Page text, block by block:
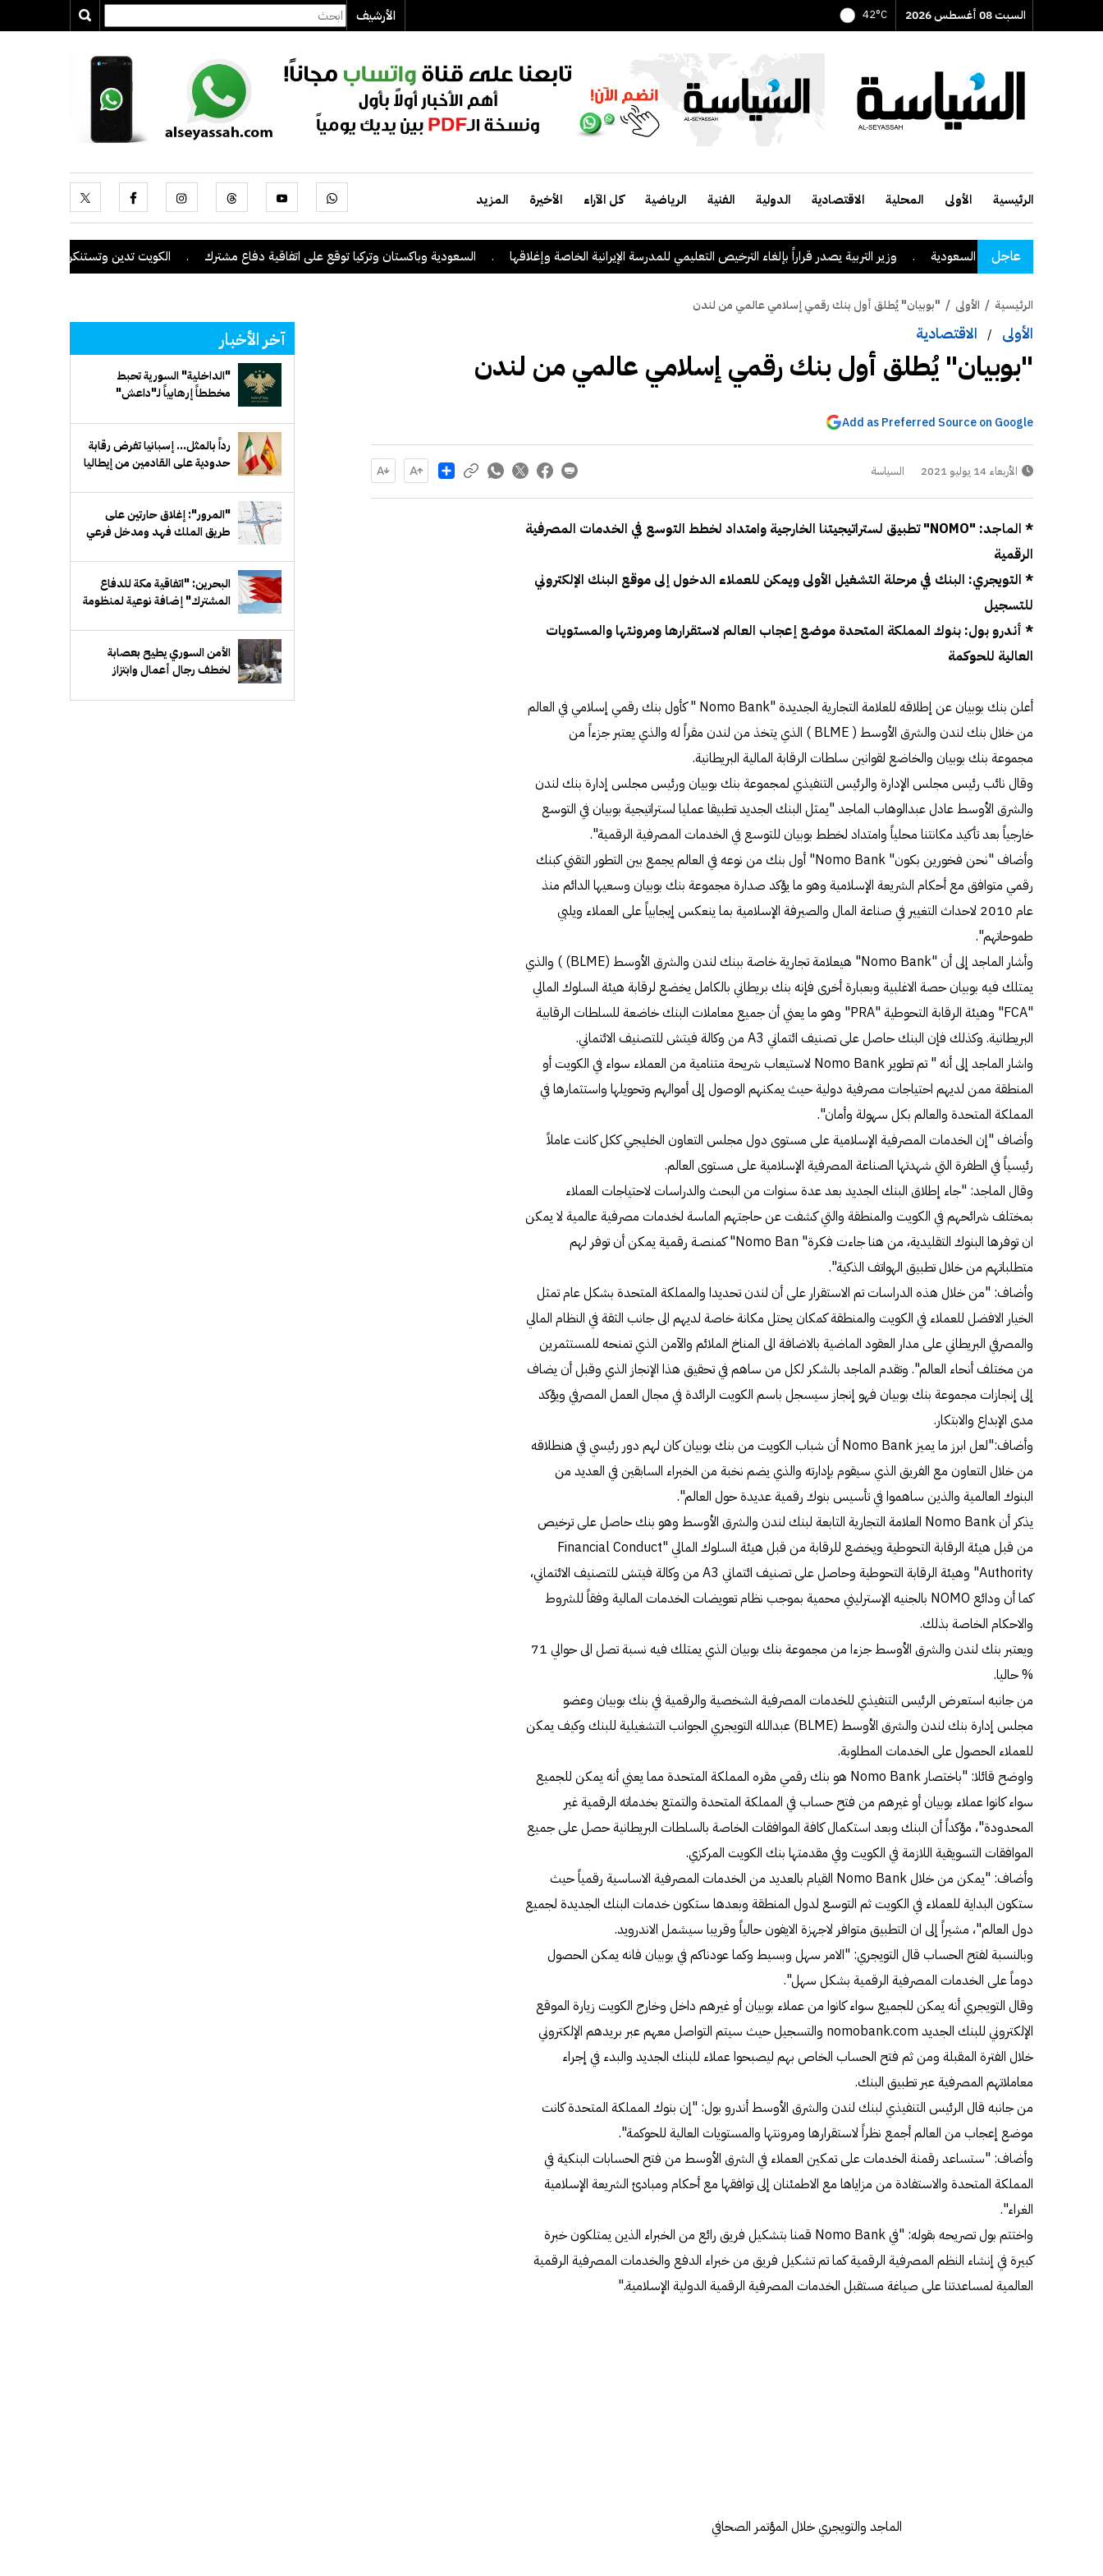
السبت 08 أغسطس 2026 42°C الأرشيف
الرئيسية الأولى المحلية الاقتصادية الدولية الفنية الرياضية كل الآراء الأخيرة المزيد
عاجل
نجران السعودية . وزير التربية يصدر قراراً بإلغاء الترخيص التعليمي للمدرسة الإيرانية الخاصة وإغلاقها السعودية وباكستان وتركيا توقع على اتفاقية دفاع مشترك . الكويت تدين وتستنكر بشدة اعتداءات ميليشيا
الرئيسية / الأولى / "بوبيان" يُطلق أول بنك رقمي إسلامي عالمي من لندن
الأولى / الاقتصادية
"بوبيان" يُطلق أول بنك رقمي إسلامي عالمي من لندن
Add as Preferred Source on Google
الأربعاء 14 يوليو 2021 السياسة Share
* الماجد: "NOMO" تطبيق لستراتيجيتنا الخارجية وامتداد لخطط التوسع في الخدمات المصرفية
الرقمية
* التويجري: البنك في مرحلة التشغيل الأولى ويمكن للعملاء الدخول إلى موقع البنك الإلكتروني
للتسجيل
* أندرو بول: بنوك المملكة المتحدة موضع إعجاب العالم لاستقرارها ومرونتها والمستويات
العالية للحوكمة
أعلن بنك بوبيان عن إطلاقه للعلامة التجارية الجديدة "Nomo Bank " كأول بنك رقمي إسلامي في العالم
من خلال بنك لندن والشرق الأوسط ( BLME ) الذي يتخذ من لندن مقراً له والذي يعتبر جزءاً من
مجموعة بنك بوبيان والخاضع لقوانين سلطات الرقابة المالية البريطانية.
وقال نائب رئيس مجلس الإدارة والرئيس التنفيذي لمجموعة بنك بوبيان ورئيس مجلس إدارة بنك لندن
والشرق الأوسط عادل عبدالوهاب الماجد "يمثل البنك الجديد تطبيقا عمليا لستراتيجية بوبيان في التوسع
خارجياً بعد تأكيد مكانتنا محلياً وامتداد لخطط بوبيان للتوسع في الخدمات المصرفية الرقمية".
وأضاف "نحن فخورين بكون" Nomo Bank" أول بنك من نوعه في العالم يجمع بين التطور التقني كبنك
رقمي متوافق مع أحكام الشريعة الإسلامية وهو ما يؤكد صدارة مجموعة بنك بوبيان وسعيها الدائم منذ
عام 2010 لاحداث التغيير في صناعة المال والصيرفة الإسلامية بما ينعكس إيجابياً على العملاء ويلبي
طموحاتهم".
وأشار الماجد إلى أن "Nomo Bank" هيعلامة تجارية خاصة ببنك لندن والشرق الأوسط (BLME) ) والذي
يمتلك فيه بوبيان حصة الاغلبية وبعبارة أخرى فإنه بنك بريطاني بالكامل يخضع لرقابة هيئة السلوك المالي
"FCA" وهيئة الرقابة التحوطية "PRA" وهو ما يعني أن جميع معاملات البنك خاضعة للسلطات الرقابية
البريطانية. وكذلك فإن البنك حاصل على تصنيف ائتماني A3 من وكالة فيتش للتصنيف الائتماني.
واشار الماجد إلى أنه " تم تطوير Nomo Bank لاستيعاب شريحة متنامية من العملاء سواء في الكويت أو
المنطقة ممن لديهم احتياجات مصرفية دولية حيث يمكنهم الوصول إلى أموالهم وتحويلها واستثمارها في
المملكة المتحدة والعالم بكل سهولة وأمان".
وأضاف "إن الخدمات المصرفية الإسلامية على مستوى دول مجلس التعاون الخليجي ككل كانت عاملاً
رئيسياً في الطفرة التي شهدتها الصناعة المصرفية الإسلامية على مستوى العالم.
وقال الماجد: "جاء إطلاق البنك الجديد بعد عدة سنوات من البحث والدراسات لاحتياجات العملاء
بمختلف شرائحهم في الكويت والمنطقة والتي كشفت عن حاجتهم الماسة لخدمات مصرفية عالمية لا يمكن
ان توفرها البنوك التقليدية، من هنا جاءت فكرة" Nomo Ban" كمنصـة رقمية يمكن أن توفر لهم
متطلباتهم من خلال تطبيق الهواتف الذكية".
وأضاف: "من خلال هذه الدراسات تم الاستقرار على أن لندن تحديدا والمملكة المتحدة بشكل عام تمثل
الخيار الافضل للعملاء في الكويت والمنطقة كمكان يحتل مكانة خاصة لديهم الى جانب الثقة في النظام المالي
والمصرفي البريطاني على مدار العقود الماضية بالاضافة الى المناخ الملائم والآمن الذي تمنحه للمستثمرين
من مختلف أنحاء العالم". وتقدم الماجد بالشكر لكل من ساهم في تحقيق هذا الإنجاز الذي وقبل أن يضاف
إلى إنجازات مجموعة بنك بوبيان فهو إنجاز سيسجل باسم الكويت الرائدة في مجال العمل المصرفي ويؤكد
مدى الإبداع والابتكار.
وأضاف:"لعل ابرز ما يميز Nomo Bank أن شباب الكويت من بنك بوبيان كان لهم دور رئيسي في هنطلاقه
من خلال التعاون مع الفريق الذي سيقوم بإدارته والذي يضم نخبة من الخبراء السابقين في العديد من
البنوك العالمية والذين ساهموا في تأسيس بنوك رقمية عديدة حول العالم".
يذكر أن Nomo Bank العلامة التجارية التابعة لبنك لندن والشرق الأوسط وهو بنك حاصل على ترخيص
من قبل هيئة الرقابة التحوطية ويخضع للرقابة من قبل هيئة السلوك المالي "Financial Conduct
Authority" وهيئة الرقابة التحوطية وحاصل على تصنيف ائتماني A3 من وكالة فيتش للتصنيف الائتماني،
كما أن ودائع NOMO بالجنيه الإسترليني محمية بموجب نظام تعويضات الخدمات المالية وفقاً للشروط
والاحكام الخاصة بذلك.
ويعتبر بنك لندن والشرق الأوسط جزءا من مجموعة بنك بوبيان الذي يمتلك فيه نسبة تصل الى حوالي 71
% حاليا.
من جانبه استعرض الرئيس التنفيذي للخدمات المصرفية الشخصية والرقمية في بنك بوبيان وعضو
مجلس إدارة بنك لندن والشرق الأوسط (BLME) عبدالله التويجري الجوانب التشغيلية للبنك وكيف يمكن
للعملاء الحصول على الخدمات المطلوبة.
واوضح قائلا: "باختصار Nomo Bank هو بنك رقمي مقره المملكة المتحدة مما يعني أنه يمكن للجميع
سواء كانوا عملاء بوبيان أو غيرهم من فتح حساب في المملكة المتحدة والتمتع بخدماته الرقمية غير
المحدودة"، مؤكداً أن البنك وبعد استكمال كافة الموافقات الخاصة بالسلطات البريطانية حصل على جميع
الموافقات التسويقية اللازمة في الكويت وفي مقدمتها بنك الكويت المركزي.
وأضاف: "يمكن من خلال Nomo Bank القيام بالعديد من الخدمات المصرفية الاساسية رقمياً حيث
ستكون البداية للعملاء في الكويت ثم التوسع لدول المنطقة وبعدها ستكون خدمات البنك الجديدة لجميع
دول العالم"، مشيراً إلى ان التطبيق متوافر لاجهزة الايفون حالياً وقريبا سيشمل الاندرويد.
وبالنسبة لفتح الحساب قال التويجري: "الامر سهل وبسيط وكما عودناكم في بوبيان فانه يمكن الحصول
دوماً على الخدمات المصرفية الرقمية بشكل سهل".
وقال التويجري أنه يمكن للجميع سواء كانوا من عملاء بوبيان أو غيرهم داخل وخارج الكويت زيارة الموقع
الإلكتروني للبنك الجديد nomobank.com والتسجيل حيث سيتم التواصل معهم عبر بريدهم الإلكتروني
خلال الفترة المقبلة ومن ثم فتح الحساب الخاص بهم ليصبحوا عملاء للبنك الجديد والبدء في إجراء
معاملاتهم المصرفية عبر تطبيق البنك.
من جانبه قال الرئيس التنفيذي لبنك لندن والشرق الأوسط أندرو بول: "إن بنوك المملكة المتحدة كانت
موضع إعجاب من العالم أجمع نظراً لاستقرارها ومرونتها والمستويات العالية للحوكمة".
وأضاف: "ستساعد رقمنة الخدمات على تمكين العملاء في الشرق الأوسط من فتح الحسابات البنكية في
المملكة المتحدة والاستفادة من مزاياها مع الاطمئنان إلى توافقها مع أحكام ومبادئ الشريعة الإسلامية
الغراء".
واختتم بول تصريحه بقوله: "في Nomo Bank قمنا بتشكيل فريق رائع من الخبراء الذين يمتلكون خبرة
كبيرة في إنشاء النظم المصرفية الرقمية كما تم تشكيل فريق من خبراء الدفع والخدمات المصرفية الرقمية
العالمية لمساعدتنا على صياغة مستقبل الخدمات المصرفية الرقمية الدولية الإسلامية."
الماجد والتويجري خلال المؤتمر الصحافي
آخر الأخبار
"الداخلية" السورية تحبط
مخططاً إرهابياً لـ"داعش"
دمشق
رداً بالمثل... إسبانيا تفرض رقابة
حدودية على القادمين من إيطاليا
"المرور": إغلاق حارتين على
طريق الملك فهد ومدخل فرعي
البحرين: "اتفاقية مكة للدفاع
المشترك" إضافة نوعية لمنظومة
الأمن السوري يطيح بعصابة
لخطف رجال أعمال وابتزاز